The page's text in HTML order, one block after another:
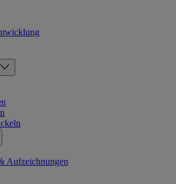
Aufzeichnungen